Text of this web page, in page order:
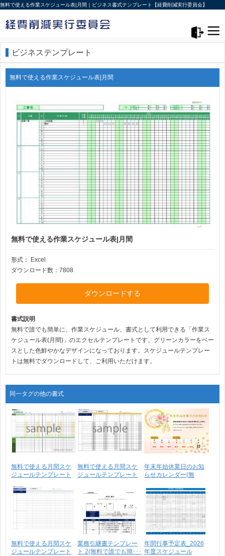
無料で使える作業スケジュール表|月間｜ビジネス書式テンプレート【経費削減実行委員会】
ビジネステンプレート
無料で使える作業スケジュール表|月間
無料で使える作業スケジュール表|月間
形式：
Excel
ダウンロード数：7808
ダウンロードする
書式説明
無料で誰でも簡単に、作業スケジュール、書式として利用できる「作業ス
ケジュール表(月間)」のエクセルテンプレートです。グリーンカラーをベー
スとした色鮮やかなデザインになっております。スケジュールテンプレー
トは無料でダウンロードして、ご利用いただけます。
同一タグの他の書式
無料で使える月間スケ
ジュールテンプレート
無料で使える月間スケ
ジュールテンプレート
年末年始休業日のお知
らせカレンダー(無
無料で使える月間スケ
ジュールテンプレート
業務引継書テンプレー
ト 2(無料で誰でも簡･･･
年間行事予定表_2026
年度スケジュール